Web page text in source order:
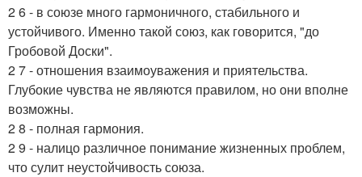
2 6 - в союзе много гармоничного, стабильного и
устойчивого. Именно такой союз, как говорится, "до
Гробовой Доски".
2 7 - отношения взаимоуважения и приятельства.
Глубокие чувства не являются правилом, но они вполне
возможны.
2 8 - полная гармония.
2 9 - налицо различное понимание жизненных проблем,
что сулит неустойчивость союза.